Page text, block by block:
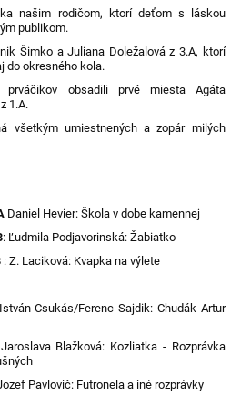
našim rodičom, ktorí deťom s láskou
publikom.
Šimko a Juliana Doležalová z 3.A, ktorí
do okresného kola.
prváčikov obsadili prvé miesta Agáta
1.A.
všetkým umiestnených a zopár milých
Daniel Hevier: Škola v dobe kamennej
: Ľudmila Podjavorinská: Žabiatko
: Z. Laciková: Kvapka na výlete
Csukás/Ferenc Sajdik: Chudák Artur
Blažková: Kozliatka - Rozprávka
Pavlovič: Futronela a iné rozprávky